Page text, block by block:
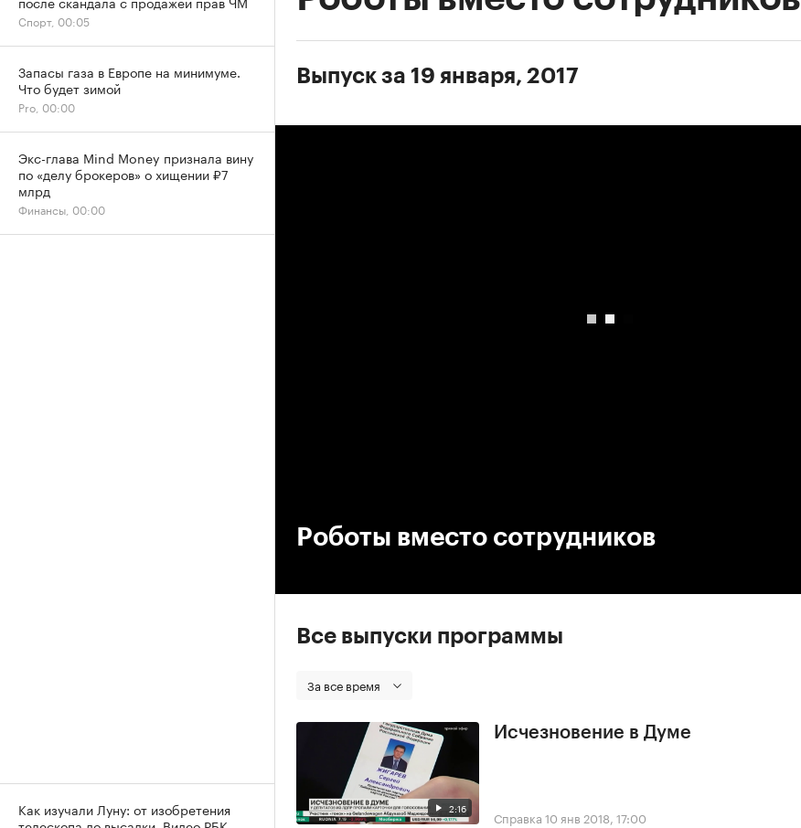
Выпуск за 19 января, 2017
Роботы вместо сотрудников
Все выпуски программы
За все время
2:16
Исчезновение в Думе
Справка 10 янв 2018, 17:00
Спорт, 00:05
Запасы газа в Европе на минимуме.
Что будет зимой
Pro, 00:00
Экс-глава Mind Money признала вину
по «делу брокеров» о хищении ₽7
млрд
Финансы, 00:00
Как изучали Луну: от изобретения